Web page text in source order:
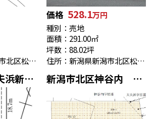
住所：新潟県新潟市北区松浜新町３３−５１
価格 528.1万円
種別：売地
面積：291.00㎡
坪数：88.02坪
住所：新潟県新潟市北区松浜みなと3635-300
新潟市北区太夫浜新町1丁目206 売地 右側 新潟市北区神谷内 資材置場用地